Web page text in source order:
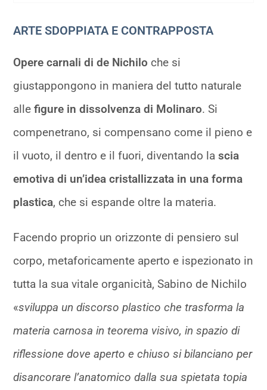
ARTE SDOPPIATA E CONTRAPPOSTA
Opere carnali di de Nichilo che si
giustappongono in maniera del tutto naturale
allefigure in dissolvenza di Molinaro. Si
compenetrano, si compensano come il pieno e
il vuoto, il dentro e il fuori, diventando lascia
emotiva di un’idea cristallizzata in una forma
plastica, che si espande oltre la materia.
Facendo proprio un orizzonte di pensiero sul
corpo, metaforicamente aperto e ispezionato in
tutta la sua vitale organicità, Sabino de Nichilo
«sviluppa un discorso plastico che trasforma la
materia carnosa in teorema visivo, in spazio di
riflessione dove aperto e chiuso si bilanciano per
disancorare l’anatomico dalla sua spietata topia